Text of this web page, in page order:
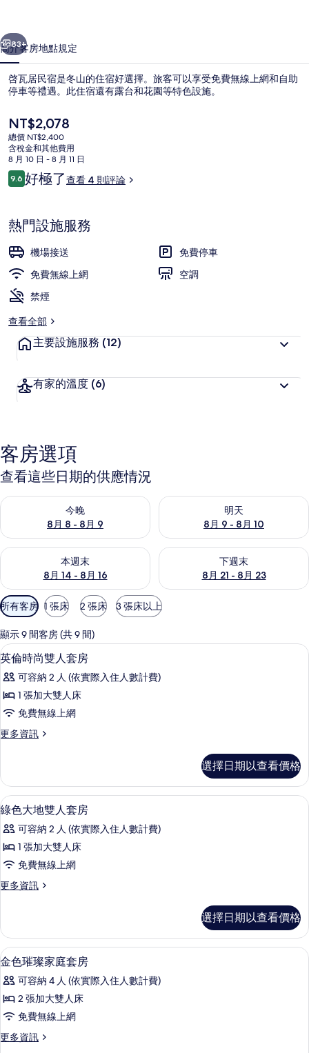
片
集
個 下一個
83+
簡介客房地點規定
啓瓦居民宿是冬山的住宿好選擇。旅客可以享受免費無線上網和自助
停車等禮遇。此住宿還有露台和花園等特色設施。
目
前
的
價
格
是
NT$2,078
總價 NT$2,400
含稅金和其他費用
8 月 10 日 - 8 月 11 日
評
論
9.69.6 分，滿分 10 分，
好極了查看 4 則評論
熱門設施服務
機場接送
免費停車
免費無線上網
空調
禁煙
查看全部
主要設施服務 (12)
有家的溫度 (6)
客房選項
查看這些日期的供應情況
今晚
8月 8 - 8月 9
查看今晚 (8月 8 - 8月 9) 的供應情況
明天
8月 9 - 8月 10
查看明天 (8月 9 - 8月 10) 的供
本週末
8月 14 - 8月 16
查看本週末 (8月 14 - 8月 16) 的供應情況
下週末
8月 21 - 8月 23
查看下週末 (8月 21 - 8月 23)
可
用
的
客
房
篩
選
條
所有客房 1 張床 2 張床 3 張床以上
顯示 9 間客房 (共 9 間)
顯
示
英
倫
尚
人
套
房
的
所
有
相
英倫時尚雙人套房 | 書桌、遮光布/窗
7
英倫時尚雙人套房
可容納 2 人 (依實際入住人數計費)
1 張加大雙人床
免費無線上網
更多資訊
更
時
尚
雙
套
房
詳
情
選擇日期以查看價格
顯
示
綠
色
地
人
套
房
的
所
有
相
綠色大地雙人套房 | 書桌、遮光布/窗
7
綠色大地雙人套房
可容納 2 人 (依實際入住人數計費)
1 張加大雙人床
免費無線上網
更多資訊
更
大
地
雙
套
房
詳
情
選擇日期以查看價格
顯
示
金
色
璨
金色璀璨家庭套房 | 書桌、遮光布/窗
8
金色璀璨家庭套房
可容納 4 人 (依實際入住人數計費)
2 張加大雙人床
免費無線上網
更多資訊
更